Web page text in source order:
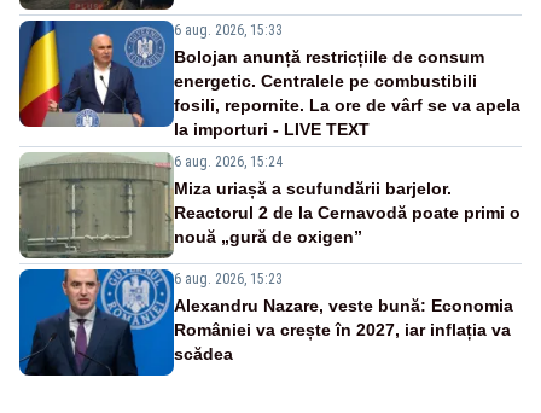
6 aug. 2026, 15:33
Bolojan anunță restricțiile de consum
energetic. Centralele pe combustibili
fosili, repornite. La ore de vârf se va apela
la importuri - LIVE TEXT
6 aug. 2026, 15:24
Miza uriașă a scufundării barjelor.
Reactorul 2 de la Cernavodă poate primi o
nouă „gură de oxigen”
6 aug. 2026, 15:23
Alexandru Nazare, veste bună: Economia
României va crește în 2027, iar inflația va
scădea